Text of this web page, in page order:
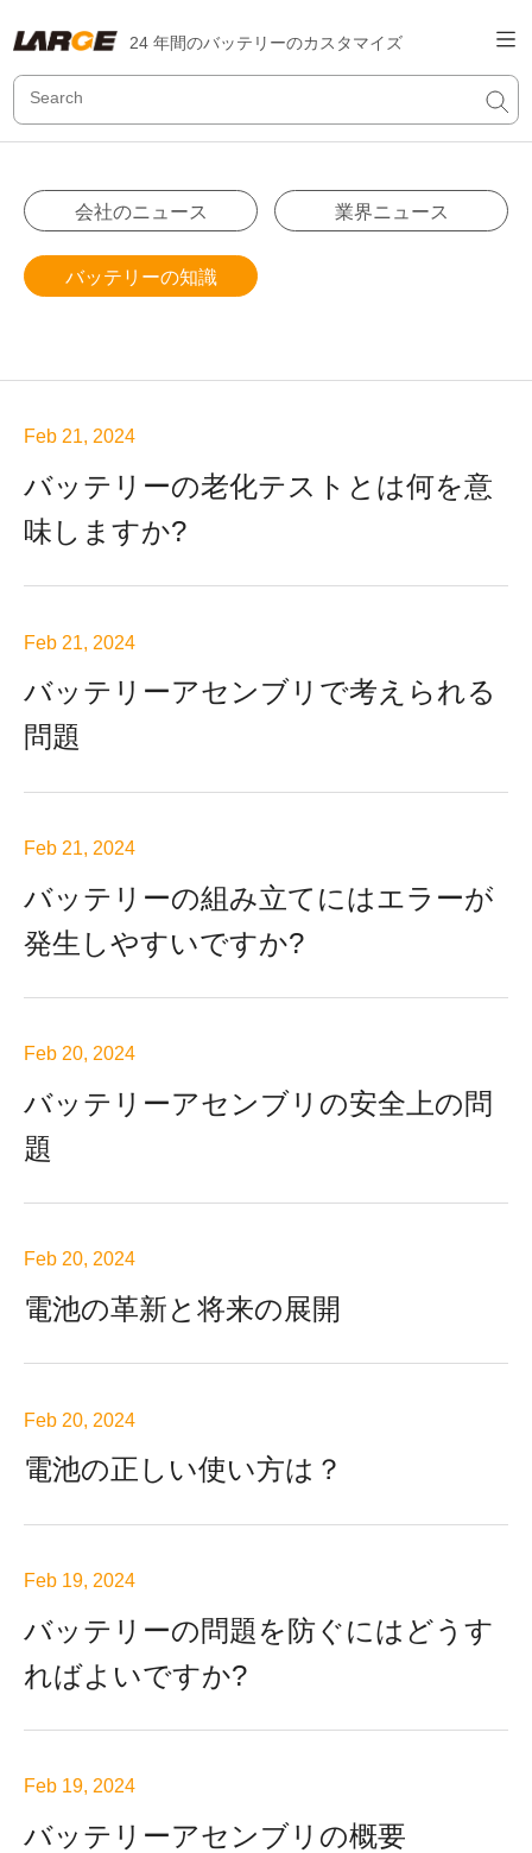
24 年間のバッテリーのカスタマイズ
会社のニュース 業界ニュース
バッテリーの知識
Feb 21, 2024
バッテリーの老化テストとは何を意
味しますか?
Feb 21, 2024
バッテリーアセンブリで考えられる
問題
Feb 21, 2024
バッテリーの組み立てにはエラーが
発生しやすいですか?
Feb 20, 2024
バッテリーアセンブリの安全上の問
題
Feb 20, 2024
電池の革新と将来の展開
Feb 20, 2024
電池の正しい使い方は？
Feb 19, 2024
バッテリーの問題を防ぐにはどうす
ればよいですか?
Feb 19, 2024
バッテリーアセンブリの概要